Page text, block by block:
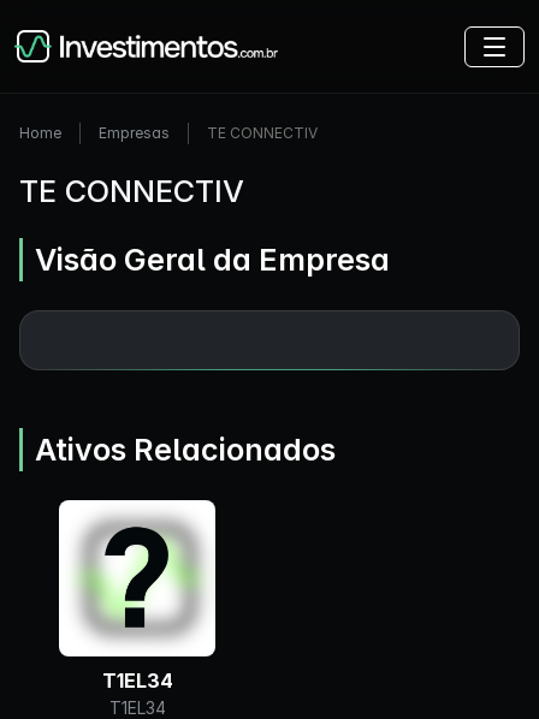
Home Empresas TE CONNECTIV
TE CONNECTIV
Visão Geral da Empresa
Ativos Relacionados
T1EL34
T1EL34